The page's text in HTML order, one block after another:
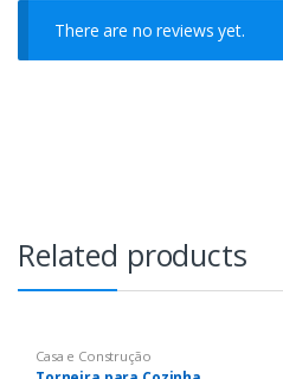
There are no reviews yet.
Related products
Casa e Construção